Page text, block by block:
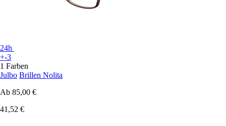
24h
+-3
1 Farben
Julbo Brillen Nolita
Ab 85,00 €
41,52 €